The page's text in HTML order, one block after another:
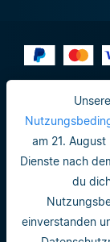
Unsere
am 21.
Dienste nach
du
einverstanden